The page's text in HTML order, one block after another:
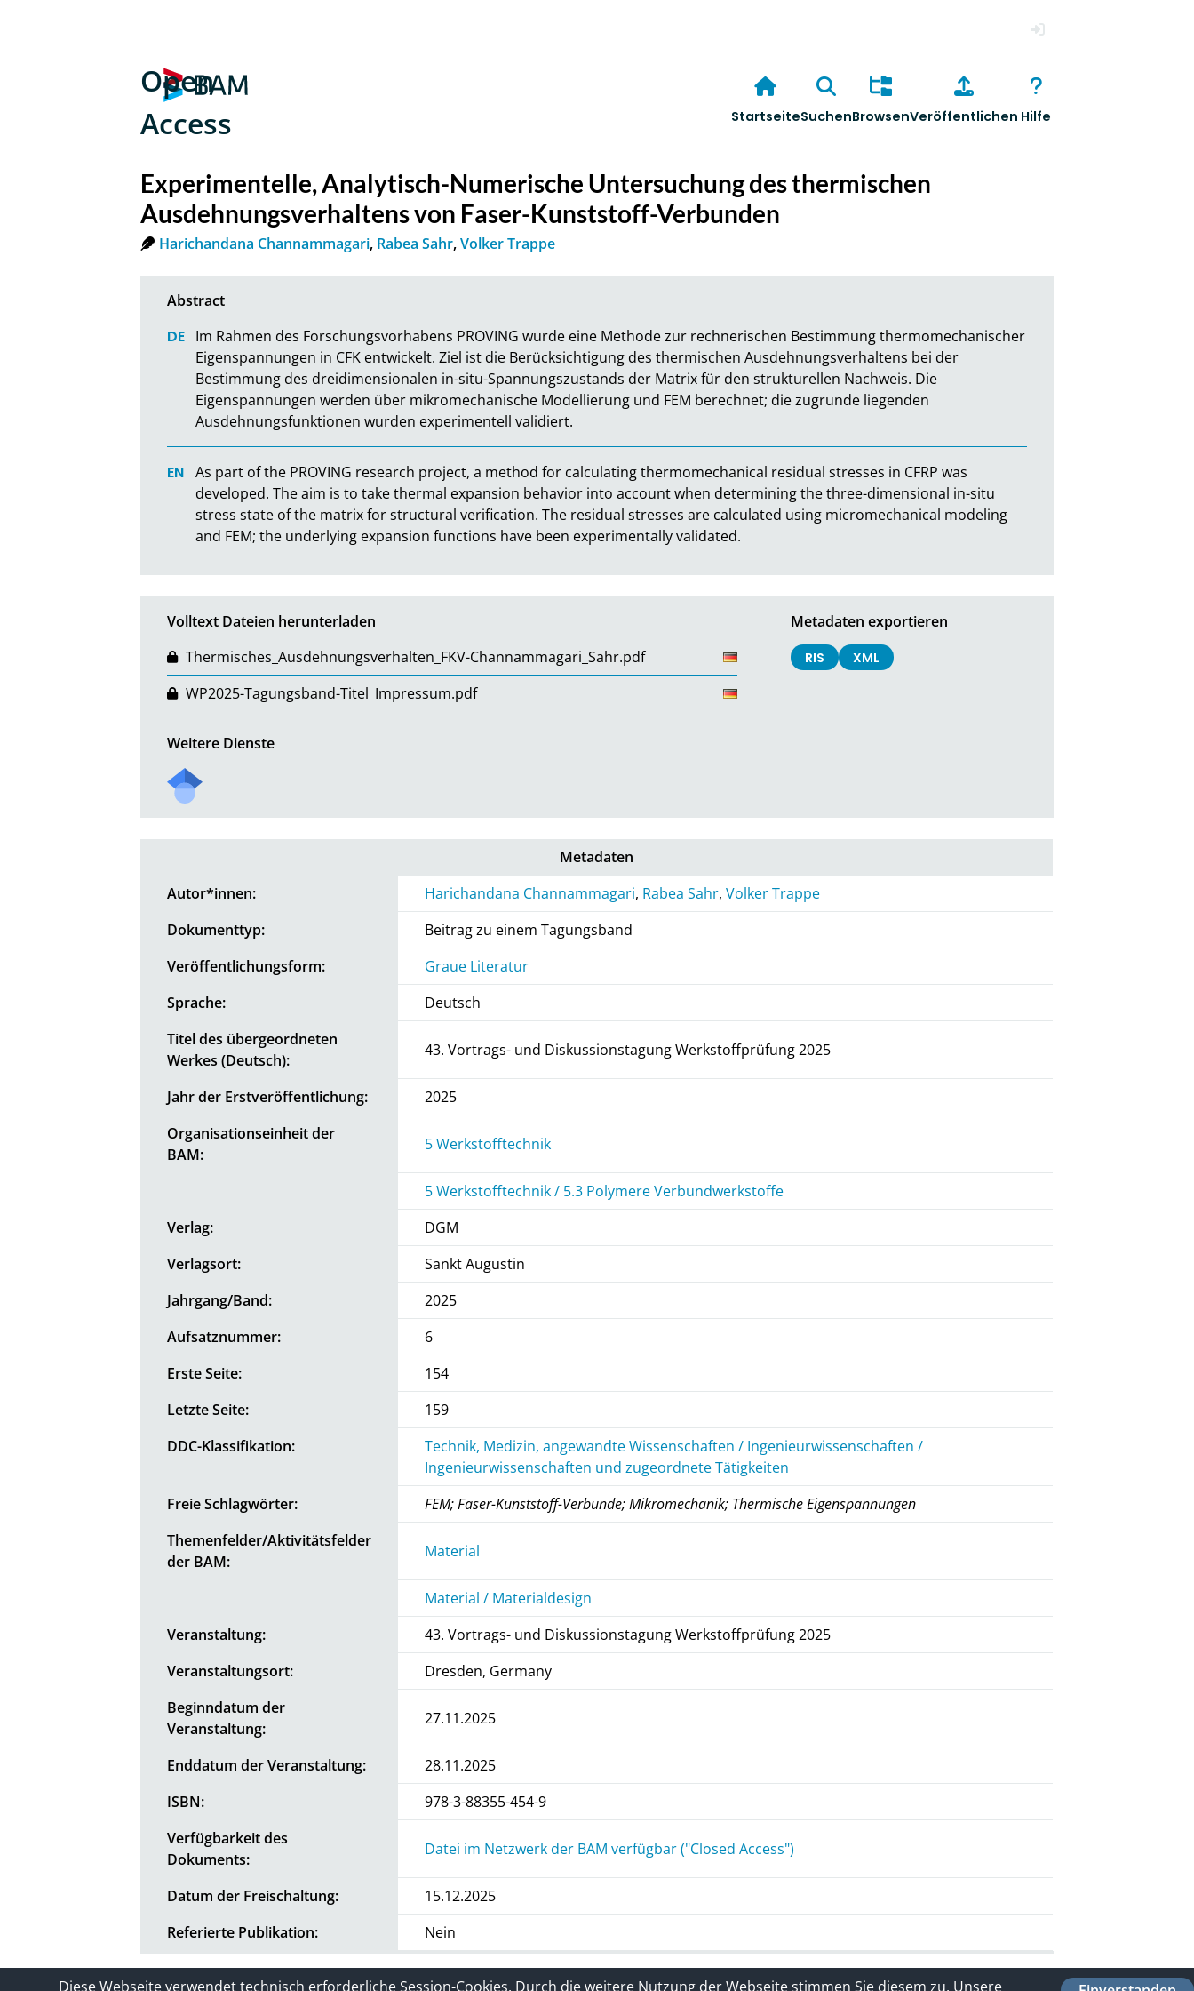
Open
Access
StartseiteSuchenBrowsenVeröffentlichen Hilfe
Experimentelle, Analytisch-Numerische Untersuchung des thermischen
Ausdehnungsverhaltens von Faser-Kunststoff-Verbunden
Harichandana Channammagari, Rabea Sahr,Volker Trappe
Im Rahmen des Forschungsvorhabens PROVING wurde eine Methode zur rechnerischen Bestimmung thermomechanischer
Eigenspannungen in CFK entwickelt. Ziel ist die Berücksichtigung des thermischen Ausdehnungsverhaltens bei der
Bestimmung des dreidimensionalen in-situ-Spannungszustands der Matrix für den strukturellen Nachweis. Die
Eigenspannungen werden über mikromechanische Modellierung und FEM berechnet; die zugrunde liegenden
Ausdehnungsfunktionen wurden experimentell validiert.
As part of the PROVING research project, a method for calculating thermomechanical residual stresses in CFRP was
developed. The aim is to take thermal expansion behavior into account when determining the three-dimensional in-situ
stress state of the matrix for structural verification. The residual stresses are calculated using micromechanical modeling
and FEM; the underlying expansion functions have been experimentally validated.
Volltext Dateien herunterladen
Thermisches_Ausdehnungsverhalten_FKV-Channammagari_Sahr.pdf
WP2025-Tagungsband-Titel_Impressum.pdf
Metadaten exportieren
RIS XML
Weitere Dienste
Metadaten
Autor*innen:
Harichandana Channammagari, Rabea Sahr,Volker Trappe
Dokumenttyp:
Beitrag zu einem Tagungsband
Veröffentlichungsform:
Graue Literatur
Sprache:
Deutsch
Titel des übergeordneten
Werkes (Deutsch):
43. Vortrags- und Diskussionstagung Werkstoffprüfung 2025
Jahr der Erstveröffentlichung:
2025
Organisationseinheit der
BAM:
5 Werkstofftechnik
5 Werkstofftechnik / 5.3 Polymere Verbundwerkstoffe
Verlag:
DGM
Verlagsort:
Sankt Augustin
Jahrgang/Band:
2025
Aufsatznummer:
6
Erste Seite:
154
Letzte Seite:
159
DDC-Klassifikation:
Technik, Medizin, angewandte Wissenschaften / Ingenieurwissenschaften /
Ingenieurwissenschaften und zugeordnete Tätigkeiten
Freie Schlagwörter:
FEM; Faser-Kunststoff-Verbunde; Mikromechanik; Thermische Eigenspannungen
Themenfelder/Aktivitätsfelder
der BAM:
Material
Material / Materialdesign
Veranstaltung:
43. Vortrags- und Diskussionstagung Werkstoffprüfung 2025
Veranstaltungsort:
Dresden, Germany
Beginndatum der
Veranstaltung:
27.11.2025
Enddatum der Veranstaltung:
28.11.2025
ISBN:
978-3-88355-454-9
Verfügbarkeit des
Dokuments:
Datei im Netzwerk der BAM verfügbar ("Closed Access")
Datum der Freischaltung:
15.12.2025
Referierte Publikation:
Nein
Kontakt Impressum / Datenschutzerklärung Sitelinks
Diese Webseite verwendet technisch erforderliche Session-Cookies. Durch die weitere Nutzung der Webseite stimmen Sie diesem zu. Unsere